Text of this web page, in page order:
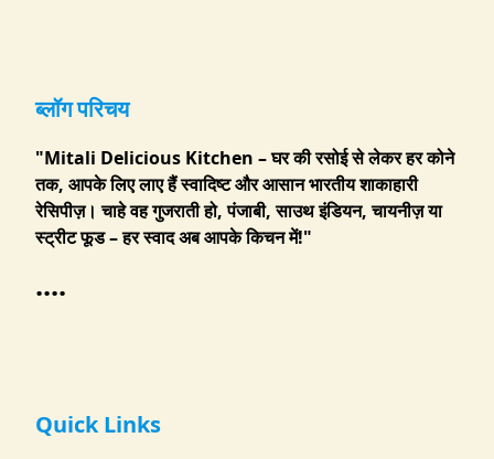
ब्लॉग परिचय
"Mitali Delicious Kitchen – घर की रसोई से लेकर हर कोने
तक, आपके लिए लाए हैं स्वादिष्ट और आसान भारतीय शाकाहारी
रेसिपीज़। चाहे वह गुजराती हो, पंजाबी, साउथ इंडियन, चायनीज़ या
स्ट्रीट फूड – हर स्वाद अब आपके किचन में!"
....
Quick Links